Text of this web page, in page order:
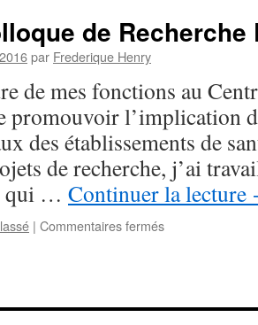
4e
Dictionnaire
d’Orthophonie
de Recherche
par Frederique Henry
de mes fonctions au
promouvoir l’implication
des établissements de
de recherche, j’ai
qui … Continuer la lecture
| Commentaires ferméssur
Paramédicale